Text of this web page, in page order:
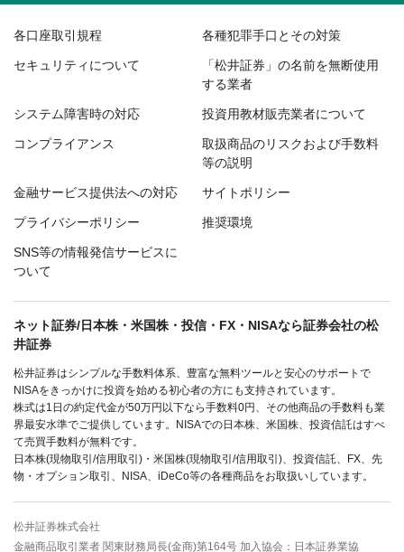
各口座取引規程 各種犯罪手口とその対策
セキュリティについて
「松井証券」の名前を無断使用
する業者
システム障害時の対応 投資用教材販売業者について
コンプライアンス
取扱商品のリスクおよび手数料
等の説明
金融サービス提供法への対応 サイトポリシー
プライバシーポリシー 推奨環境
SNS等の情報発信サービスに
ついて
ネット証券/日本株・米国株・投信・FX・NISAなら証券会社の松
井証券
松井証券はシンプルな手数料体系、豊富な無料ツールと安心のサポートで
NISAをきっかけに投資を始める初心者の方にも支持されています。
株式は1日の約定代金が50万円以下なら手数料0円、その他商品の手数料も業
界最安水準でご提供しています。NISAでの日本株、米国株、投資信託はすべ
て売買手数料が無料です。
日本株(現物取引/信用取引)・米国株(現物取引/信用取引)、投資信託、FX、先
物・オプション取引、NISA、iDeCo等の各種商品をお取扱いしています。
松井証券株式会社
金融商品取引業者 関東財務局長(金商)第164号 加入協会：日本証券業協